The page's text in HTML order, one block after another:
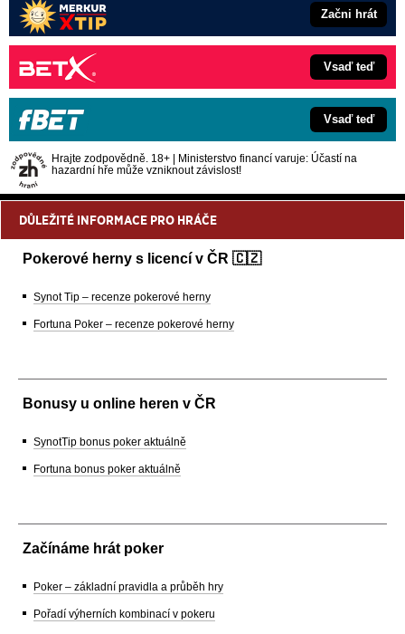
Začni hrát
Vsaď teď
Vsaď teď
Hrajte zodpovědně. 18+ | Ministerstvo financí varuje: Účastí na
hazardní hře může vzniknout závislost!
DŮLEŽITÉ INFORMACE PRO HRÁČE
Pokerové herny s licencí v ČR 🇨🇿
Synot Tip – recenze pokerové herny
Fortuna Poker – recenze pokerové herny
Bonusy u online heren v ČR
SynotTip bonus poker aktuálně
Fortuna bonus poker aktuálně
Začínáme hrát poker
Poker – základní pravidla a průběh hry
Pořadí výherních kombinací v pokeru